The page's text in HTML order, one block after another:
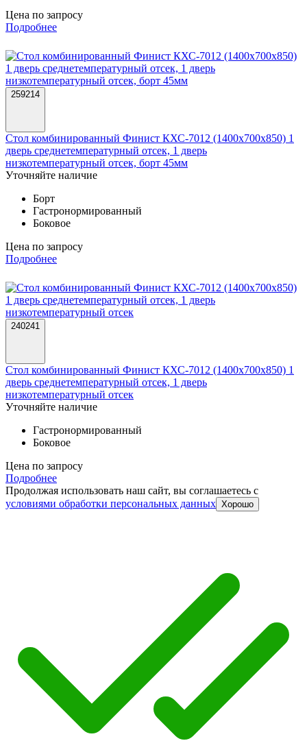
Цена по запросу
Подробнее
259214
Стол комбинированный Финист КХС-7012 (1400х700х850) 1
дверь среднетемпературный отсек, 1 дверь
низкотемпературный отсек, борт 45мм
Уточняйте наличие
Борт
Гастронормированный
Боковое
Цена по запросу
Подробнее
240241
Стол комбинированный Финист КХС-7012 (1400х700х850) 1
дверь среднетемпературный отсек, 1 дверь
низкотемпературный отсек
Уточняйте наличие
Гастронормированный
Боковое
Цена по запросу
Подробнее
Продолжая использовать наш сайт, вы соглашаетесь c
условиями обработки персональных данных Хорошо